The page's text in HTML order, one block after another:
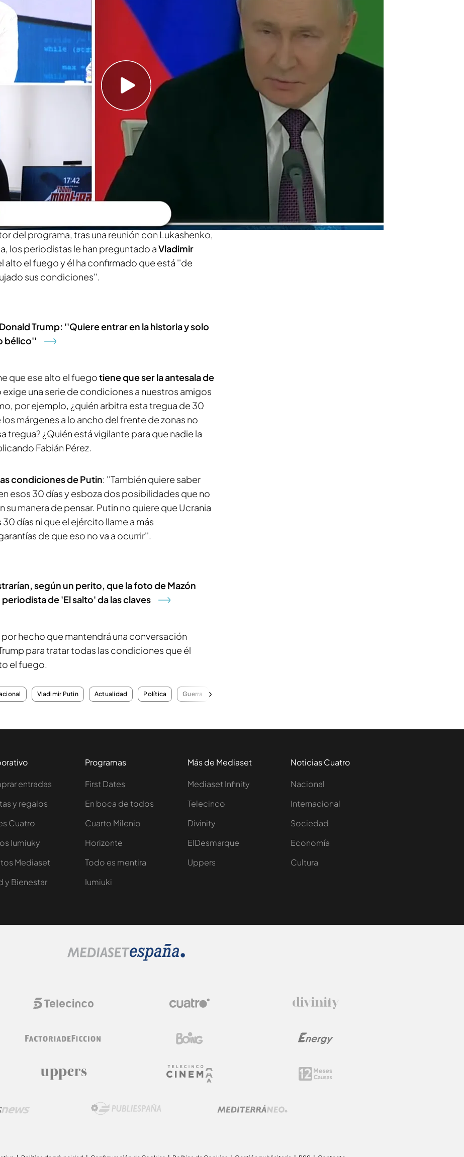
es mentira' llega la última hora sobre el
varias dudas sobre el pacto con Donald Trump
en Ucrania, en el tejado ruso: Moscú
negociará en su territorio
'Todo es mentira
', ha irrumpido en directo en el
noticia de última hora sobre la guerra
sobre el
pacto entre Donald Trump y Zelenski
del programa, tras una reunión con Lukashenko,
los periodistas le han preguntado aVladimir
alto el fuego y él ha confirmado que está ''de
sus condiciones''.
Trump: ''Quiere entrar en la historia y solo
bélico''
que ese alto el fuegotiene que ser la antesala de
exige una serie de condiciones a nuestros amigos
por ejemplo, ¿quién arbitra esta tregua de 30
márgenes a lo ancho del frente de zonas no
tregua? ¿Quién está vigilante para que nadie la
Fabián Pérez.
condiciones de Putin: ''También quiere saber
esos 30 días y esboza dos posibilidades que no
su manera de pensar. Putin no quiere que Ucrania
días ni que el ejército llame a más
de que eso no va a ocurrir''.
según un perito, que la foto de Mazón
de 'El salto' da las claves
hecho que mantendrá una conversación
para tratar todas las condiciones que él
el fuego.
Vladimir Putin Actualidad Política Guerra
entradas
y regalos
Cuatro
Iumiuky
Mediaset
y Bienestar
Programas
First Dates
En boca de todos
Cuarto Milenio
Horizonte
Todo es mentira
Iumiuki
Más de Mediaset
Mediaset Infinity
Telecinco
Divinity
ElDesmarque
Uppers
Noticias Cuatro
Nacional
Internacional
Sociedad
Economía
Cultura